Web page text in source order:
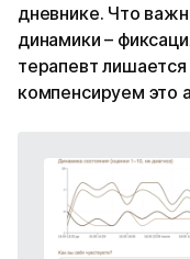
дневнике. Что
динамики –
терапевт
компенсируем это